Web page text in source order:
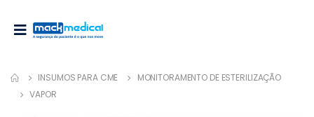
INSUMOS PARA CME
MONITORAMENTO DE ESTERILIZAÇÃO
VAPOR